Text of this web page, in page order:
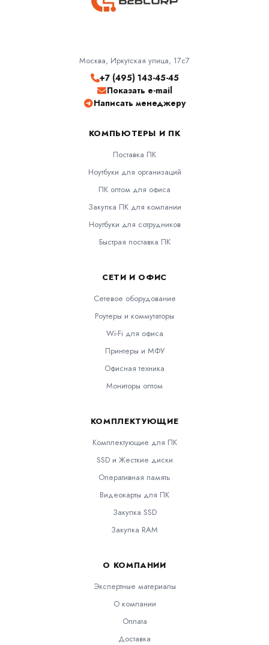
Москва, Иркутская улица, 17с7
+7 (495) 143-45-45
Показать e-mail
Написать менеджеру
КОМПЬЮТЕРЫ И ПК
Поставка ПК
Ноутбуки для организаций
ПК оптом для офиса
Закупка ПК для компании
Ноутбуки для сотрудников
Быстрая поставка ПК
СЕТИ И ОФИС
Сетевое оборудование
Роутеры и коммутаторы
Wi-Fi для офиса
Принтеры и МФУ
Офисная техника
Мониторы оптом
КОМПЛЕКТУЮЩИЕ
Комплектующие для ПК
SSD и Жесткие диски
Оперативная память
Видеокарты для ПК
Закупка SSD
Закупка RAM
О КОМПАНИИ
Экспертные материалы
О компании
Оплата
Доставка